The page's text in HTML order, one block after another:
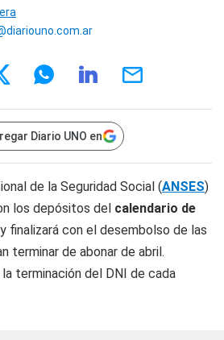
Diario UNO en
de la Seguridad Social (ANSES)
los depósitos del calendario de
finalizará con el desembolso de las
terminar de abonar de abril.
terminación del DNI de cada